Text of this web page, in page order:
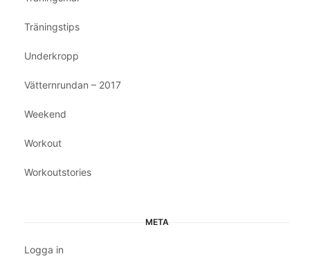
Träningstips
Underkropp
Vätternrundan – 2017
Weekend
Workout
Workoutstories
META
Logga in